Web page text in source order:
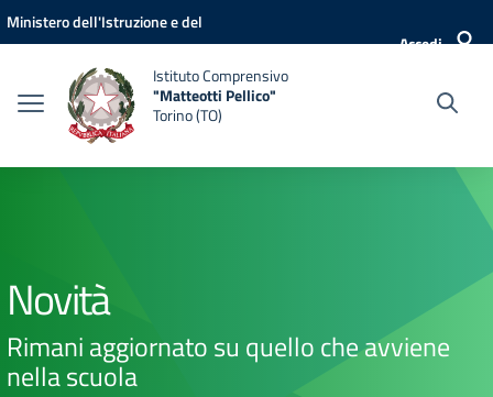
Vai ai contenuti
Vai al menu di navigazione
Vai al footer
Ministero dell'Istruzione e del
Accedi
Istituto Comprensivo
"Matteotti Pellico"
Torino (TO)
Novità
Rimani aggiornato su quello che avviene
nella scuola